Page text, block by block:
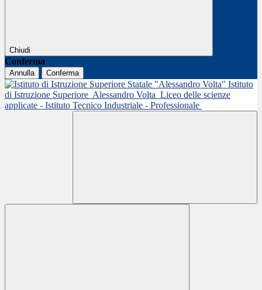
Chiudi
Conferma
Annulla Conferma
Istituto
di Istruzione Superiore Alessandro Volta Liceo delle scienze
applicate - Istituto Tecnico Industriale - Professionale